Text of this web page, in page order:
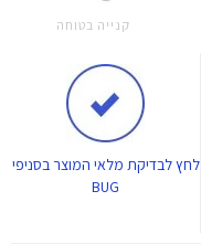
קנייה בטוחה
לחץלבדיקת מלאי המוצר בסניפי
BUG